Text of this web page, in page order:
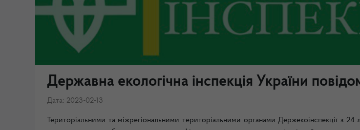
Державна екологічна інспекція України
Дата: 2023-02-13
Територіальними та міжрегіональними територіальними органами Держекоінспекції з